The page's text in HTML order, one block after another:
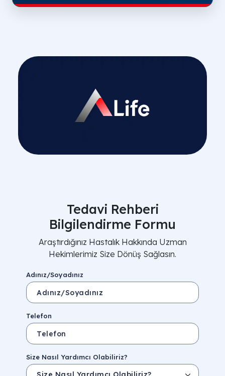
Tedavi Rehberi
Bilgilendirme Formu
Araştırdığınız Hastalık Hakkında Uzman
Hekimlerimiz Size Dönüş Sağlasın.
Adınız/Soyadınız
Telefon
Size Nasıl Yardımcı Olabiliriz?